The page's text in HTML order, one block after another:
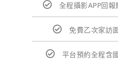
全程攝影APP回
免費乙次家訪
平台預約全程含